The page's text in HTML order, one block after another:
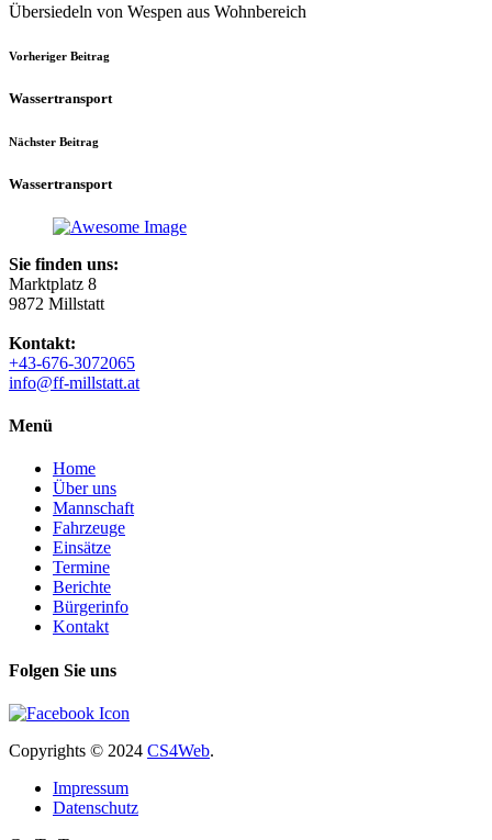
Übersiedeln von Wespen aus Wohnbereich
Vorheriger Beitrag
Wassertransport
Nächster Beitrag
Wassertransport
Sie finden uns:
Marktplatz 8
9872 Millstatt
Kontakt:
+43-676-3072065
info@ff-millstatt.at
Menü
Home
Über uns
Mannschaft
Fahrzeuge
Einsätze
Termine
Berichte
Bürgerinfo
Kontakt
Folgen Sie uns
Copyrights © 2024 CS4Web.
Impressum
Datenschutz